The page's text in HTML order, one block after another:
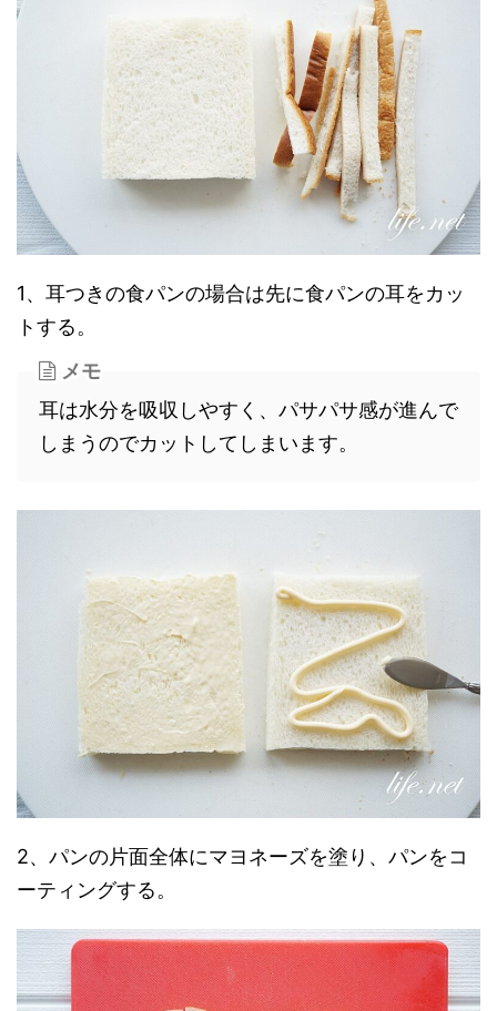
1、耳つきの食パンの場合は先に食パンの耳をカッ
トする。
メモ
耳は水分を吸収しやすく、パサパサ感が進んで
しまうのでカットしてしまいます。
2、パンの片面全体にマヨネーズを塗り、パンをコ
ーティングする。